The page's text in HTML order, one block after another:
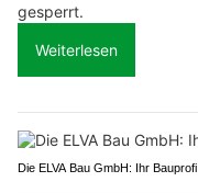
gesperrt.
Weiterlesen
Die ELVA Bau GmbH: Ihr